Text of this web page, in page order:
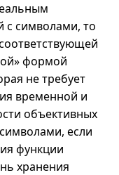
с символами, то
формой
не требует
временной и
объективных
если
функции
хранения